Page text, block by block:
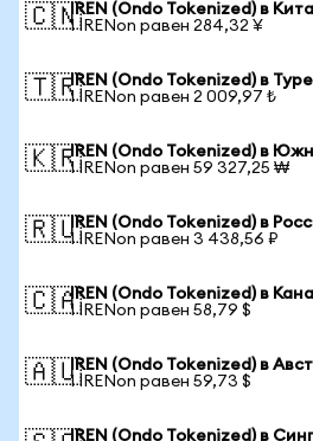
🇨🇳IREN (Ondo Tokenized) в
1 IRENon равен 284,32 ¥
🇹🇷IREN (Ondo Tokenized) в
1 IRENon равен 2 009,97 ₺
🇰🇷IREN (Ondo Tokenized) в
1 IRENon равен 59 327,25 ₩
🇷🇺IREN (Ondo Tokenized) в
1 IRENon равен 3 438,56 ₽
🇨🇦IREN (Ondo Tokenized) в
1 IRENon равен 58,79 $
🇦🇺IREN (Ondo Tokenized) в
1 IRENon равен 59,73 $
IREN (Ondo Tokenized) в